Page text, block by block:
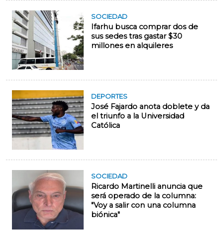
SOCIEDAD
Ifarhu busca comprar dos de
sus sedes tras gastar $30
millones en alquileres
DEPORTES
José Fajardo anota doblete y da
el triunfo a la Universidad
Católica
SOCIEDAD
Ricardo Martinelli anuncia que
será operado de la columna:
"Voy a salir con una columna
biónica"